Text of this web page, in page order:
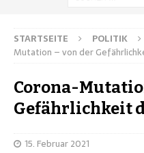
STARTSEITE POLITIK
Mutation – von der
Corona-
Gefährlichkeit
15. Februar 2021